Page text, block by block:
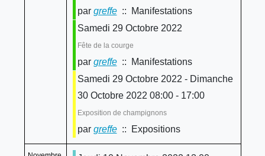
par greffe:: Manifestations
Samedi 29 Octobre 2022
Fête de la courge
par greffe:: Manifestations
Samedi 29 Octobre 2022 - Dimanche
30 Octobre 2022 08:00 - 17:00
Exposition de champignons
par greffe:: Expositions